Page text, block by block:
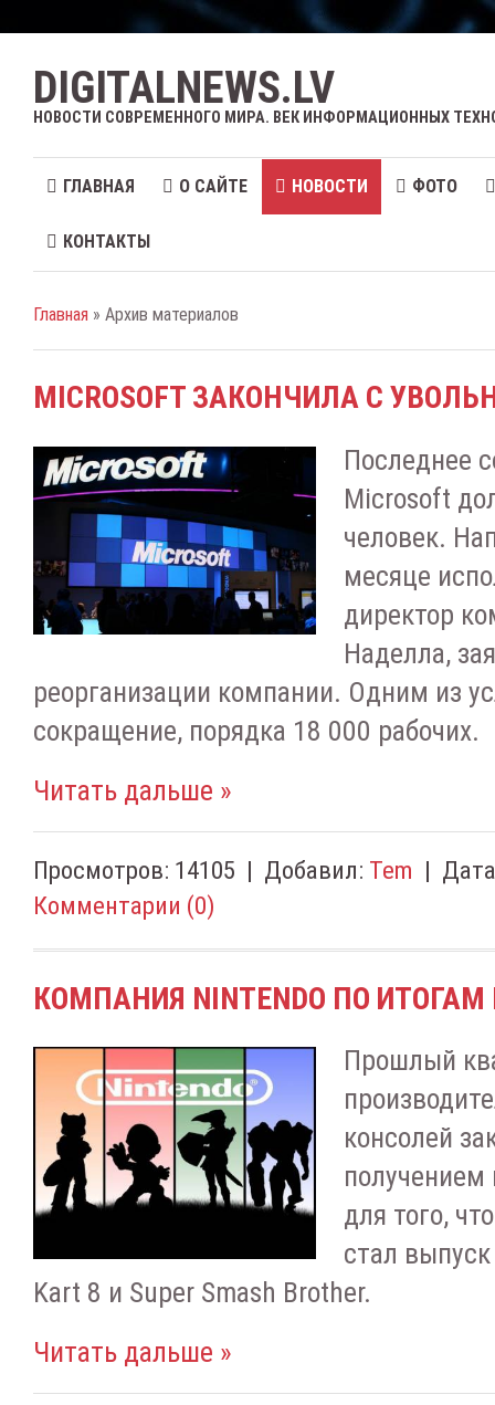
DIGITALNEWS.LV
НОВОСТИ СОВРЕМЕННОГО МИРА. ВЕК ИНФОРМАЦИОННЫХ
ГЛАВНАЯ О САЙТЕ НОВОСТИ ФОТО
КОНТАКТЫ
Главная » Архив материалов
MICROSOFT ЗАКОНЧИЛА С
Последнее
Microsoft
человек.
месяце
директор
Наделла,
реорганизации компании. Одним из
сокращение, порядка 18 000 рабочих.
Читать дальше »
Просмотров: 14105 | Добавил: Tem |
Комментарии (0)
КОМПАНИЯ NINTENDO ПО
Прошлый
консолей
для того,
стал
Kart 8 и Super Smash Brother.
Читать дальше »